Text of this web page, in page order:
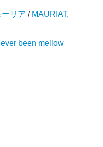
リア / MAURIAT,
been mellow